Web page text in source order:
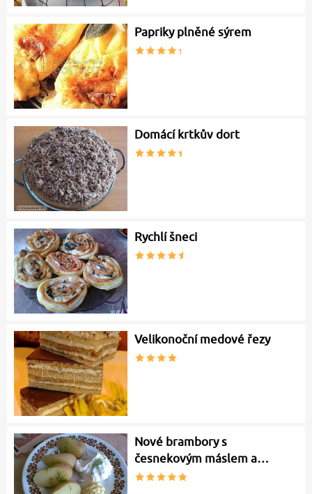
Papriky plněné sýrem
Domácí krtkův dort
Rychlí šneci
Velikonoční medové řezy
Nové brambory s
česnekovým máslem a…